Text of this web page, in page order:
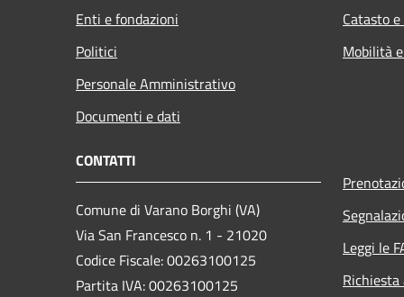
Enti e fondazioni
Politici
Personale Amministrativo
Documenti e dati
Catasto
Mobilità
CONTATTI
Comune di Varano Borghi (VA)
Via San Francesco n. 1 - 21020
Codice Fiscale: 00263100125
Partita IVA: 00263100125
Leggi le